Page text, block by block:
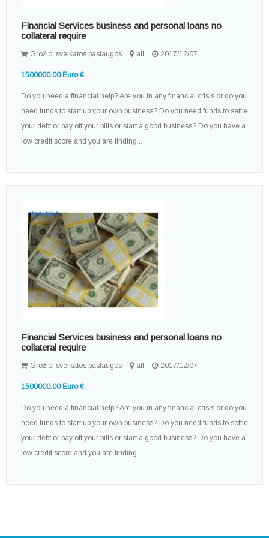
Financial Services business and personal loans no
collateral require
Grožio, sveikatos paslaugos all 2017/12/07
1500000.00 Euro €
Do you need a financial help? Are you in any financial crisis or do you
need funds to start up your own business? Do you need funds to settle
your debt or pay off your bills or start a good business? Do you have a
low credit score and you are finding...
Financial Services business and personal loans no
collateral require
Grožio, sveikatos paslaugos all 2017/12/07
1500000.00 Euro €
Do you need a financial help? Are you in any financial crisis or do you
need funds to start up your own business? Do you need funds to settle
your debt or pay off your bills or start a good business? Do you have a
low credit score and you are finding...